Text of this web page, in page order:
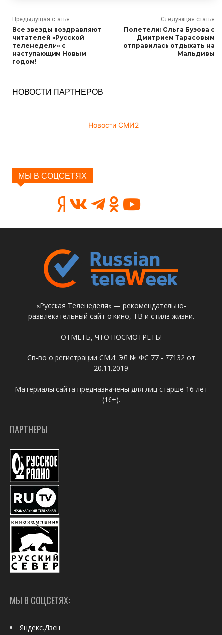
Предыдущая статья
Все звезды поздравляют
читателей «Русской
теленедели» с
наступающим Новым
годом!
Следующая статья
Полетели: Ольга Бузова с
Дмитрием Тарасовым
отправилась отдыхать на
Мальдивы
НОВОСТИ ПАРТНЕРОВ
Новости СМИ2
МЫ В СОЦСЕТЯХ
«Русская Теленеделя» — рекомендательно-
развлекательный сайт о кино, ТВ и стиле жизни.
ОТМЕТЬ, ЧТО ПОСМОТРЕТЬ!
Св-во о регистрации СМИ: ЭЛ № ФС 77 - 77132 от
20.11.2019
Материалы сайта предназначены для лиц старше 16 лет
(16+).
ПАРТНЕРЫ
МЫ В СОЦСЕТЯХ:
Яндекс.Дзен